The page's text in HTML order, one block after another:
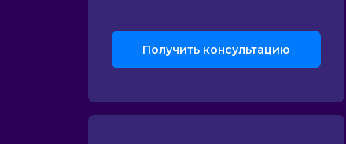
Получить консультацию